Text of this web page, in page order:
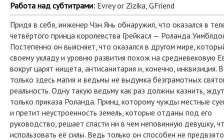
Работа над субтитрами: Evrey or Zizika, GFriend
Придя в себя, инженер Чэн Янь обнаружил, что оказался в
четвёртого принца королевства Грейкасл — Роланда
Постепенно он выясняет, что оказался в другом мире,
своему укладу и уровню развития похож на средневековую
вокруг царят нищета, антисанитария и, конечно, инквизиция.
только здесь магия и ведьмы не выдумка безграмотных
реальность. Одну такую ведьму как раз должны казнить, ждут
только приказа Роланда. Принц, которому чужды местные
и претит неустроенность земель, которые отданы под его
руководство, решает спасти ни в чем неповинную девушку,
использовать её силы. Ведь только он способен не предвзято